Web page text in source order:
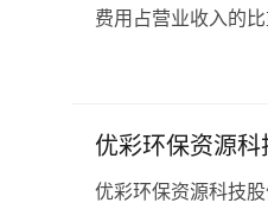
费用占营业收入的
优彩环保资源
优彩环保资源科技